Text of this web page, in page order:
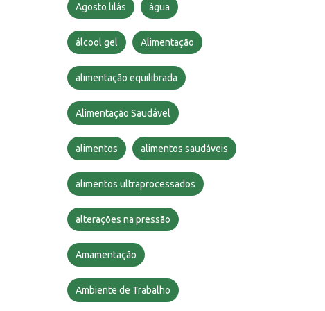
Agosto lilás água
álcool gel Alimentação
alimentação equilibrada
Alimentação Saudável
alimentos alimentos saudáveis
alimentos ultraprocessados
alterações na pressão
Amamentação
Ambiente de Trabalho